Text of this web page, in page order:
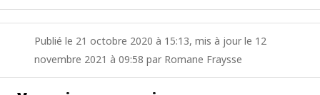
Publié le 21 octobre 2020 à 15:13, mis à jour le 12
novembre 2021 à 09:58 par Romane Fraysse